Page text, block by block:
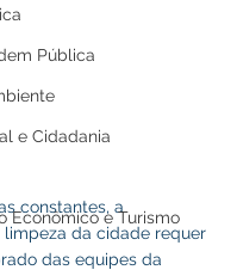
Pública
e Cidadania
Econômico e Turismo
limpeza da cidade requer
das equipes da